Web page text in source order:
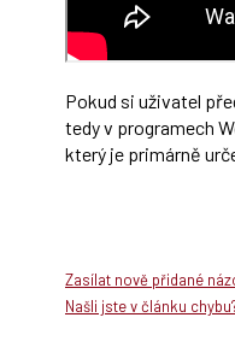
Pokud si uživatel
tedy v programech
který je primárně
Zasílat nově přidané
Našli jste v článku